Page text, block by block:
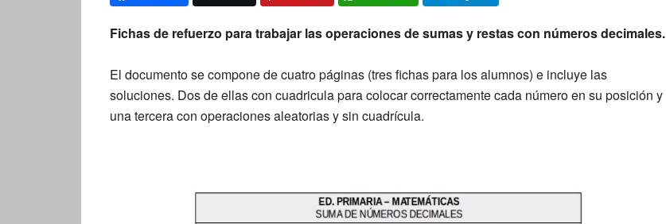
Fichas de refuerzo para trabajar las operaciones de sumas y restas con números decimales.
El documento se compone de cuatro páginas (tres fichas para los alumnos) e incluye las
soluciones. Dos de ellas con cuadricula para colocar correctamente cada número en su posición y
una tercera con operaciones aleatorias y sin cuadrícula.